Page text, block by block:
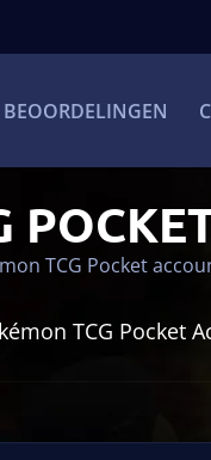
BEOORDELINGEN
TCG Pocket
TCG Pocket